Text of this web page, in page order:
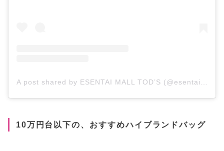
10万円台以下の、おすすめハイブランドバッグ